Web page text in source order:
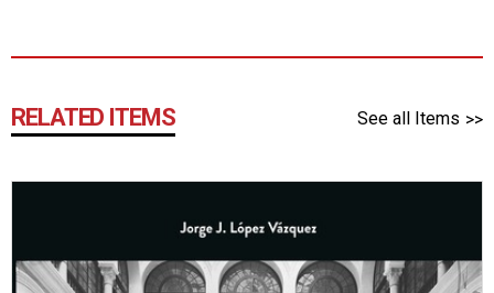
RELATED ITEMS See all Items